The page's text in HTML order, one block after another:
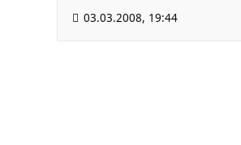
03.03.2008, 19:44